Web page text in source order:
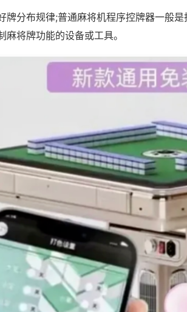
牌分布规律;普通麻将机程序控牌器一般
麻将牌功能的设备或工具。